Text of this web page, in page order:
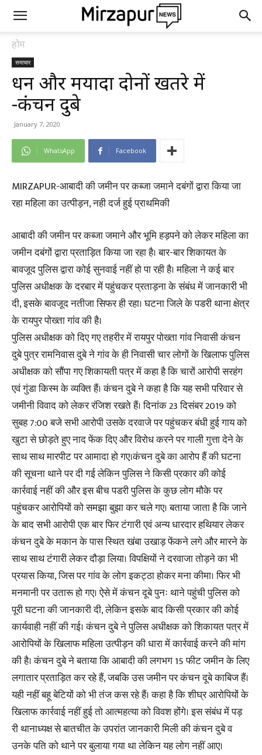
होम
समाचार
धन और मर्यादा दोनों खतरे में
-कंचन दुबे
January 7, 2020
WhatsApp Facebook
MIRZAPUR-आबादी की जमीन पर कब्जा जमाने दबंगों द्वारा किया जा
रहा महिला का उत्पीड़न, नही दर्ज हुई प्राथमिकी
आबादी की जमीन पर कब्जा जमाने और भूमि हड़पने को लेकर महिला का
जमीन दबंगों द्वारा प्रताड़ित किया जा रहा है। बार-बार शिकायत के
बावजूद पुलिस द्वारा कोई सुनवाई नहीं हो पा रही है। महिला ने कई बार
पुलिस अधीक्षक के दरबार में पहुंचकर प्रताड़ना के संबंध में जानकारी भी
दी, इसके बावजूद नतीजा सिफर ही रहा। घटना जिले के पडरी थाना क्षेत्र
के रायपुर पोख्ता गांव की है।
पुलिस अधीक्षक को दिए गए तहरीर में रायपुर पोख्ता गांव निवासी कंचन
दुबे पुत्र रामनिवास दुबे ने गांव के ही निवासी चार लोगों के खिलाफ पुलिस
अधीक्षक को सौंपा गए शिकायती पत्र में कहा है कि चारों आरोपी सरहंग
एवं गुंडा किस्म के व्यक्ति हैं। कंचन दुबे ने कहा है कि यह सभी परिवार से
जमीनी विवाद को लेकर रंजिश रखते हैं। दिनांक 23 दिसंबर 2019 को
सुबह 7:00 बजे सभी आरोपी उसके दरवाजे पर पहुंचकर बंधी हुई गाय को
खुटा से छोड़ते हुए नाद फेंक दिए और विरोध करने पर गाली गुत्ता देने के
साथ साथ मारपीट पर आमादा हो गए।कंचन दुबे का आरोप हैं की घटना
की सूचना थाने पर दी गई लेकिन पुलिस ने किसी प्रकार की कोई
कार्रवाई नहीं की और इस बीच पडरी पुलिस के कुछ लोग मौके पर
पहुंचकर आरोपियों को समझा बुझा कर चले गए। बताया जाता है कि जाने
के बाद सभी आरोपी एक बार फिर टंगारी एवं अन्य धारदार हथियार लेकर
कंचन दुबे के मकान के पास स्थित खंबा उखाड़ फेंकने लगे और मारने के
साथ साथ टंगारी लेकर दौड़ा लिया। विपक्षियों ने दरवाजा तोड़ने का भी
प्रयास किया, जिस पर गांव के लोग इकट्ठा होकर मना कीमा। फिर भी
मनमानी पर उतारू हो गए। ऐसे में कंचन दूबे पुनः थाने पहुंची पुलिस को
पूरी घटना की जानकारी दी, लेकिन इसके बाद किसी प्रकार की कोई
कार्यवाही नहीं की गई। कंचन दुबे ने पुलिस अधीक्षक को शिकायत पत्र में
आरोपियों के खिलाफ महिला उत्पीड़न की धारा में कार्रवाई करने की मांग
की है। कंचन दुबे ने बताया कि आबादी की लगभग 15 फीट जमीन के लिए
लगातार प्रताड़ित कर रहे हैं, जबकि उस जमीन पर कंचन दूबे काबिज हैं।
यही नहीं बहू बेटियों को भी तंज कस रहे हैं। कहा है कि शीघ्र आरोपियों के
खिलाफ कार्रवाई नहीं हुई तो आत्महत्या को विवश होंगे। इस संबंध में पड़
री थानाध्यक्ष से बातचीत के उपरांत जानकारी मिली की कंचन दुबे व
उनके पति को थाने पर बुलाया गया था लेकिन यह लोग नहीं आए।